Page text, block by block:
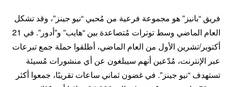
فريق “بانيز” هو مجموعة فرعية من مُحبي “نيو جينز”، وقد تشكل
العام الماضي وسط توترات مُتصاعدة بين “هايب” و”أدور”. في 21
أكتوبر/تشرين الأول من العام الماضي، أطلقوا حملة جمع تبرعات
عبر الإنترنت، مُدّعين أنهم سيبلغون عن أي منشورات مُسيئة
تستهدف “نيو جينز”. في غضون ثماني ساعات تقريبًا، جمعوا أكثر